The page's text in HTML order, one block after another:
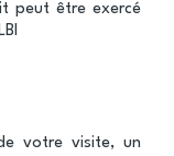
peut être exercé
votre visite, un